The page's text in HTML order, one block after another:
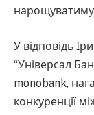
У відповідь
“Універсал
monobank,
конкуренції